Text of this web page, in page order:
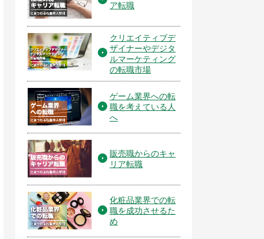
ア転職
クリエイティブデ
ザイナーやデジタ
ルマーケティング
の転職市場
ゲーム業界への転
職を考えている人
へ
販売職からのキャ
リア転職
化粧品業界での転
職を成功させるた
め